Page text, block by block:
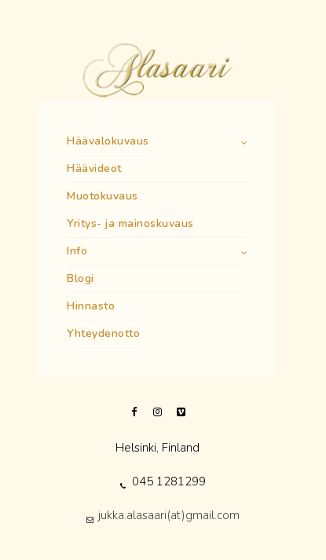
Häävalokuvaus
Häävideot
Muotokuvaus
Yritys- ja mainoskuvaus
Info
Blogi
Hinnasto
Yhteydenotto
Helsinki, Finland
045 1281299
jukka.alasaari(at)gmail.com